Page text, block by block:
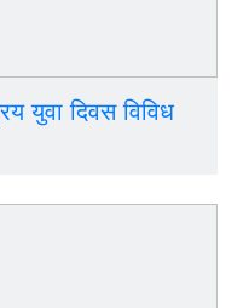
युवा दिवस विविध